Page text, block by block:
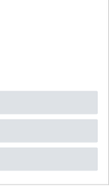
Erstausrüster.
auch im